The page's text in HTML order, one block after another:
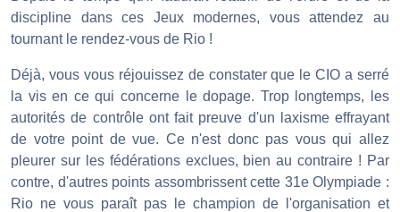
discipline dans ces Jeux modernes, vous attendez au
tournant le rendez-vous de Rio !
Déjà, vous vous réjouissez de constater que le CIO a serré
la vis en ce qui concerne le dopage. Trop longtemps, les
autorités de contrôle ont fait preuve d'un laxisme effrayant
de votre point de vue. Ce n'est donc pas vous qui allez
pleurer sur les fédérations exclues, bien au contraire ! Par
contre, d'autres points assombrissent cette 31e Olympiade :
Rio ne vous paraît pas le champion de l'organisation et